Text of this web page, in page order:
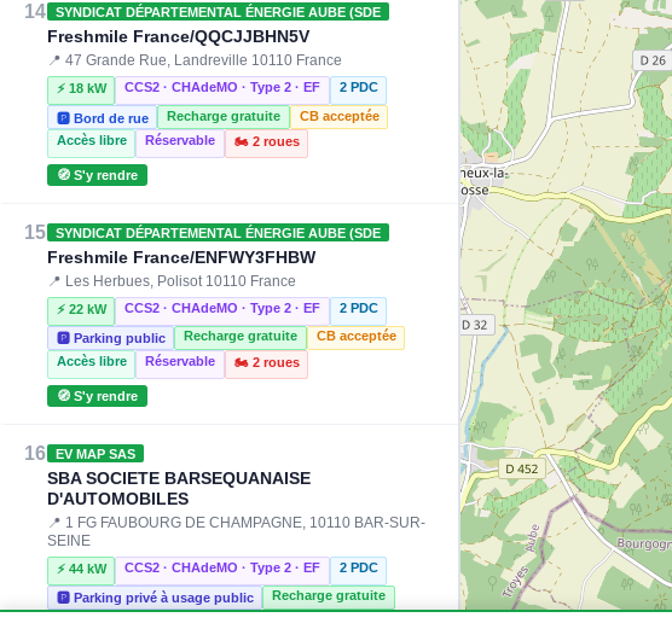
14 SYNDICAT DÉPARTEMENTAL ÉNERGIE AUBE (SDE
Freshmile France/QQCJJBHN5V
📍 47 Grande Rue, Landreville 10110 France
⚡ 18 kW CCS2 · CHAdeMO · Type 2 · EF 2 PDC
🅿️ Bord de rue Recharge gratuite
CB acceptée
Accès libre
Réservable 🏍️ 2 roues
🧭 S'y rendre
15 SYNDICAT DÉPARTEMENTAL ÉNERGIE AUBE (SDE
Freshmile France/ENFWY3FHBW
📍 Les Herbues, Polisot 10110 France
⚡ 22 kW CCS2 · CHAdeMO · Type 2 · EF 2 PDC
🅿️ Parking public Recharge gratuite
CB acceptée
Accès libre
Réservable 🏍️ 2 roues
🧭 S'y rendre
16 EV MAP SAS
SBA SOCIETE BARSEQUANAISE
D'AUTOMOBILES
📍 1 FG FAUBOURG DE CHAMPAGNE, 10110 BAR-SUR-
SEINE
⚡ 44 kW CCS2 · CHAdeMO · Type 2 · EF 2 PDC
🅿️ Parking privé à usage public
Recharge gratuite